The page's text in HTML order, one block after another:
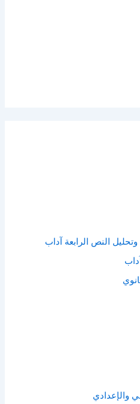
النص الرابعة آداب
والإعدادي